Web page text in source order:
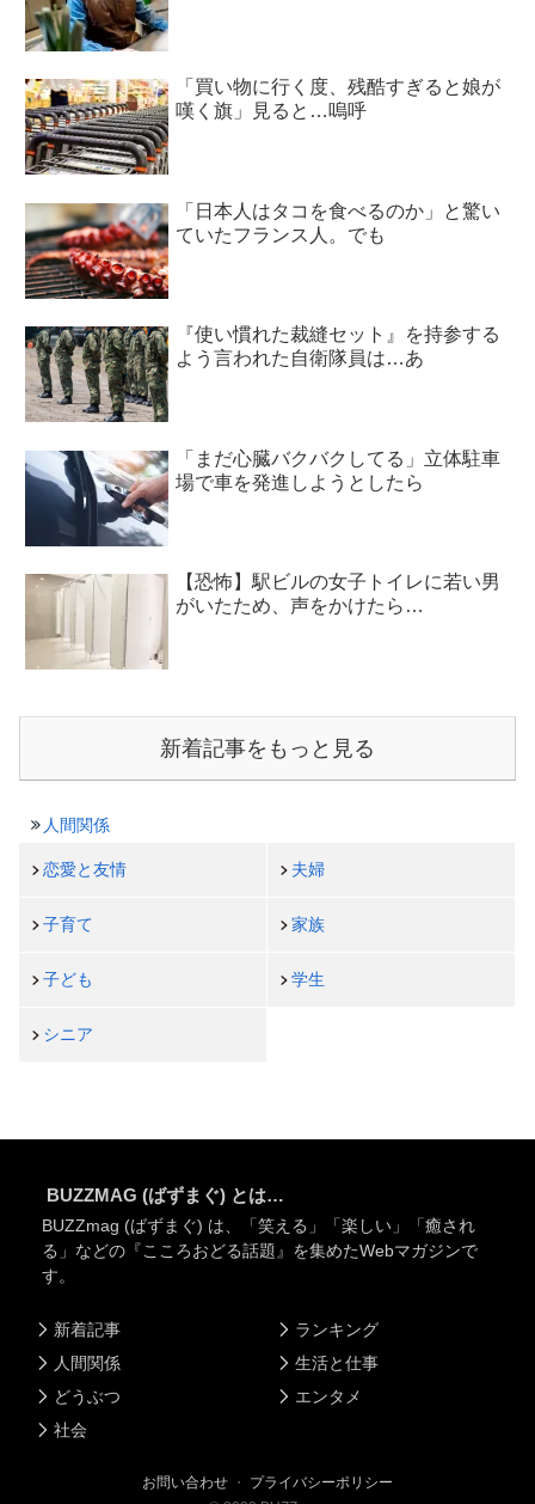
「買い物に行く度、残酷すぎると娘が
嘆く旗」見ると…嗚呼
「日本人はタコを食べるのか」と驚い
ていたフランス人。でも
『使い慣れた裁縫セット』を持参する
よう言われた自衛隊員は…あ
「まだ心臓バクバクしてる」立体駐車
場で車を発進しようとしたら
【恐怖】駅ビルの女子トイレに若い男
がいたため、声をかけたら…
新着記事をもっと見る
人間関係
恋愛と友情 夫婦
子育て 家族
子ども 学生
シニア
BUZZMAG (ばずまぐ) とは…
BUZZmag (ばずまぐ) は、「笑える」「楽しい」「癒され
る」などの『こころおどる話題』を集めたWebマガジンで
す。
新着記事
人間関係
どうぶつ
社会
ランキング
生活と仕事
エンタメ
お問い合わせ ・ プライバシーポリシー